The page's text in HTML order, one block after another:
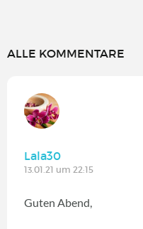
ALLE KOMMENTARE
Lala30
13.01.21 um 22:15
Guten Abend,